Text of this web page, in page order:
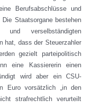
Berufsabschlüsse und
Staatsorgane bestehen
verselbständigten
hat, dass der Steuerzahler
gezielt parteipolitisch
eine Kassiererin einen
wird aber ein CSU-
Euro vorsätzlich „in den
strafrechtlich verurteilt